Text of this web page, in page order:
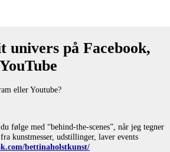
univers på Facebook,
eller Youtube?
følge med “behind-the-scenes”, når jeg tegner
kunstmesser, udstillinger, laver events
bettinaholstkunst/